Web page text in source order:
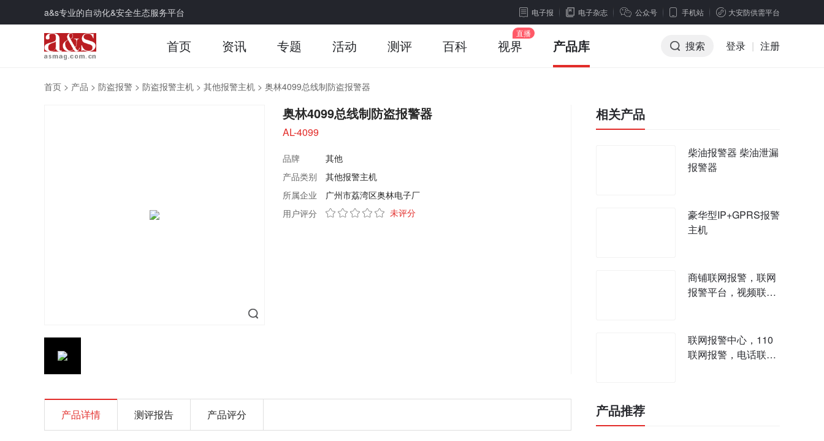
a&s专业的自动化&安全生态服务平台 电子报 电子杂志 公众号 手机站 大安防供需平台
首页 资讯 专题 活动 测评 百科 视界 产品库 搜索 登录 | 注册
首页 > 产品 > 防盗报警 > 防盗报警主机 > 其他报警主机 > 奥林4099总线制防盗报警器
奥林4099总线制防盗报警器
AL-4099
品牌
其他
产品类别
其他报警主机
所属企业
广州市荔湾区奥林电子厂
用户评分
未评分
产品详情 测评报告 产品评分
相关产品
柴油报警器 柴油泄漏
报警器
豪华型IP+GPRS报警
主机
商铺联网报警，联网
报警平台，视频联网
联网报警中心，110
联网报警，电话联网
产品推荐